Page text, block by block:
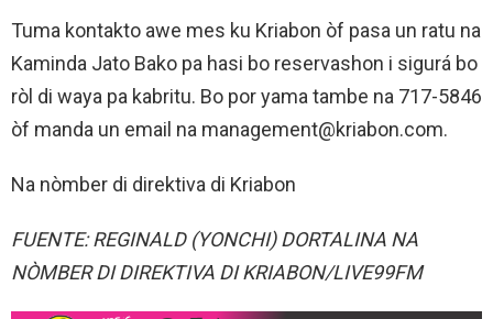
Tuma kontakto awe mes ku Kriabon òf pasa un ratu na
Kaminda Jato Bako pa hasi bo reservashon i sigurá bo
ròl di waya pa kabritu. Bo por yama tambe na 717-5846
òf manda un email na management@kriabon.com.
Na nòmber di direktiva di Kriabon
FUENTE: REGINALD (YONCHI) DORTALINA NA
NÒMBER DI DIREKTIVA DI KRIABON/LIVE99FM